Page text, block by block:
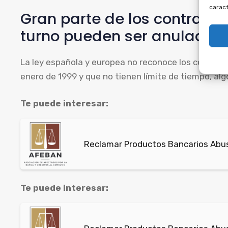
Gran parte de los
turno pueden ser anulados
La ley española y europea no reconoce los
enero de 1999 y que no tienen límite de tiempo,
Te puede interesar:
Reclamar Productos Bancarios
Te puede interesar: